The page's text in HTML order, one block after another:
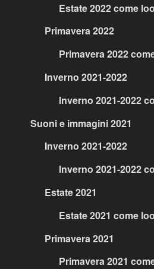
Estate 2022 come
Primavera 2022
Primavera 2022
Inverno 2021-2022
Inverno 2021-2022
Suoni e immagini 2021
Inverno 2021-2022
Inverno 2021-2022
Estate 2021
Estate 2021 come
Primavera 2021
Primavera 2021